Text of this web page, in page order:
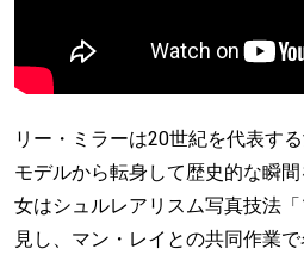
リー・ミラーは20世紀を代表す
モデルから転身して歴史的な瞬
女はシュルレアリスム写真技法
見し、マン・レイとの共同作業